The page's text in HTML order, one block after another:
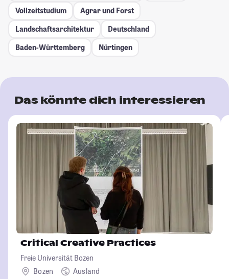
Vollzeitstudium
Agrar und Forst
Landschaftsarchitektur
Deutschland
Baden-Württemberg
Nürtingen
Das könnte dich interessieren
Critical Creative Practices
Freie Universität Bozen
Bozen
Ausland